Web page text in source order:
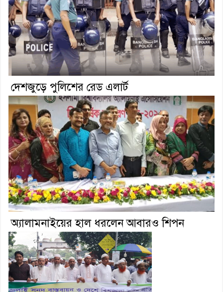
দেশজুড়ে পুলিশের রেড এলার্ট
অ্যালামনাইয়ের হাল ধরলেন আবারও শিপন